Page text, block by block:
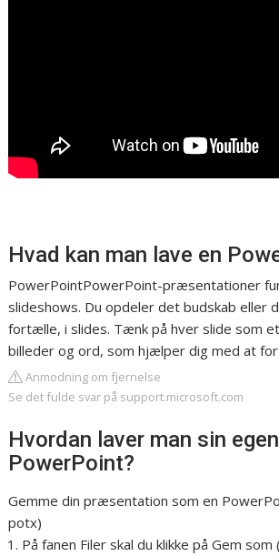
Hvad kan man lave en
PowerPointPowerPoint-præsentationer
slideshows. Du opdeler det budskab eller
fortælle, i slides. Tænk på hver slide som
billeder og ord, som hjælper dig med at
Anmodning om fjernelse
Se det fulde svar på support.microsoft.com
Hvordan laver man sin
PowerPoint?
Gemme din præsentation som en
potx)
På fanen Filer skal du klikke på Gem som